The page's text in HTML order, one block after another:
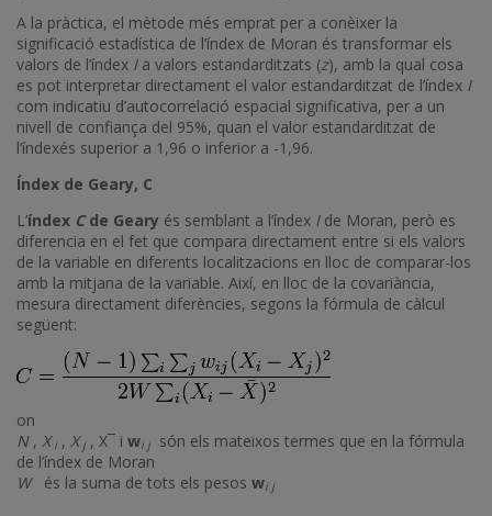
A la pràctica, el mètode més emprat per a conèixer la
significació estadística de l’índex de Moran és transformar els
valors de l’índex Ia valors estandarditzats (z), amb la qual cosa
es pot interpretar directament el valor estandarditzat de l’índex I
com indicatiu d’autocorrelació espacial significativa, per a un
nivell de confiança del 95%, quan el valor estandarditzat de
l’índexés superior a 1,96 o inferior a -1,96.
Índex de Geary, C
L’índex Cde Geary és semblant a l’índex Ide Moran, però es
diferencia en el fet que compara directament entre si els valors
de la variable en diferents localitzacions en lloc de comparar-los
amb la mitjana de la variable. Així, en lloc de la covariància,
mesura directament diferències, segons la fórmula de càlcul
següent:
on
N, X i, X j, X¯ i wi jsón els mateixos termes que en la fórmula
de l’índex de Moran
Wés la suma de tots els pesos wi j